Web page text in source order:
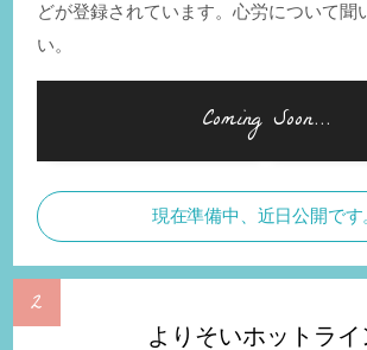
どが登録されています。心労について聞
い。
現在準備中、近日公開です
よりそいホットライ